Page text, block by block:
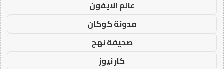
عالم الايفون
مدونة كوكان
صحيفة نهج
كار نيوز